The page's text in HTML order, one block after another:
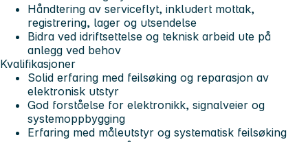
Håndtering av serviceflyt, inkludert mottak,
registrering, lager og utsendelse
Bidra ved idriftsettelse og teknisk arbeid ute på
anlegg ved behov
Kvalifikasjoner
Solid erfaring med feilsøking og reparasjon av
elektronisk utstyr
God forståelse for elektronikk, signalveier og
systemoppbygging
Erfaring med måleutstyr og systematisk feilsøking